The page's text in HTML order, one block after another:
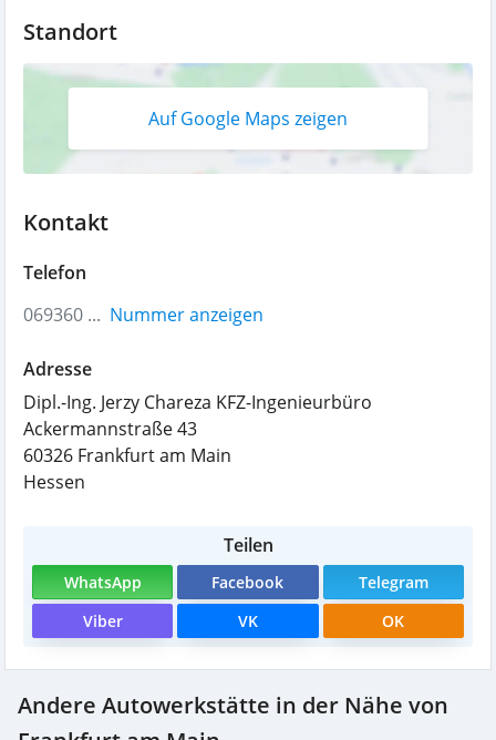
Standort
Auf Google Maps zeigen
Kontakt
Telefon
069360 ... Nummer anzeigen
Adresse
Dipl.-Ing. Jerzy Chareza KFZ-Ingenieurbüro
Ackermannstraße 43
60326 Frankfurt am Main
Hessen
Teilen
WhatsApp Facebook
Telegram
Viber
VK OK
Andere Autowerkstätte in der Nähe von